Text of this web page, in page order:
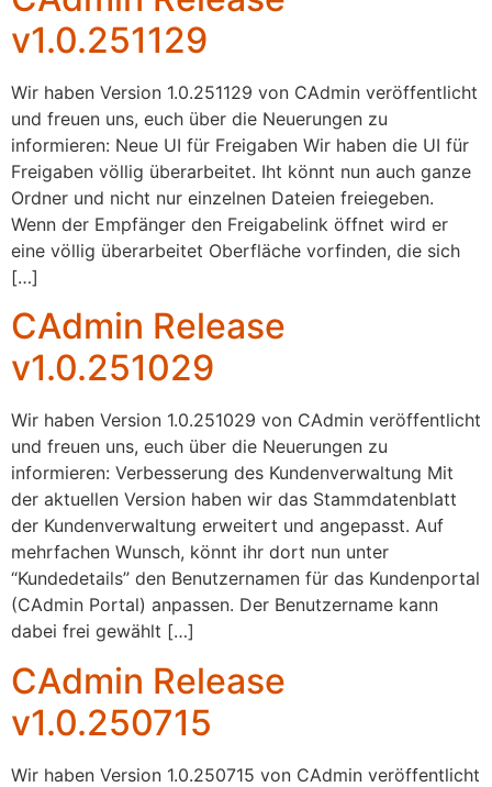
v1.0.251129
Wir haben Version 1.0.251129 von CAdmin veröffentlicht
und freuen uns, euch über die Neuerungen zu
informieren: Neue UI für Freigaben Wir haben die UI für
Freigaben völlig überarbeitet. Iht könnt nun auch ganze
Ordner und nicht nur einzelnen Dateien freiegeben.
Wenn der Empfänger den Freigabelink öffnet wird er
eine völlig überarbeitet Oberfläche vorfinden, die sich
[…]
CAdmin Release
v1.0.251029
Wir haben Version 1.0.251029 von CAdmin veröffentlicht
und freuen uns, euch über die Neuerungen zu
informieren: Verbesserung des Kundenverwaltung Mit
der aktuellen Version haben wir das Stammdatenblatt
der Kundenverwaltung erweitert und angepasst. Auf
mehrfachen Wunsch, könnt ihr dort nun unter
“Kundedetails” den Benutzernamen für das Kundenportal
(CAdmin Portal) anpassen. Der Benutzername kann
dabei frei gewählt […]
CAdmin Release
v1.0.250715
Wir haben Version 1.0.250715 von CAdmin veröffentlicht